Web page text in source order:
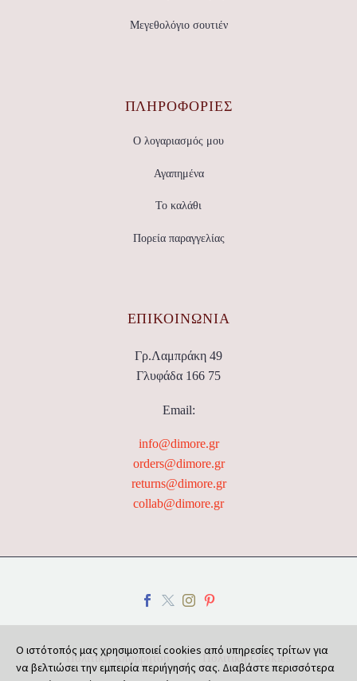
Μεγεθολόγιο σουτιέν
ΠΛΗΡΟΦΟΡΙΕΣ
Ο λογαριασμός μου
Αγαπημένα
Το καλάθι
Πορεία παραγγελίας
ΕΠΙΚΟΙΝΩΝΊΑ
Γρ.Λαμπράκη 49
Γλυφάδα 166 75
Email:
info@dimore.gr
orders@dimore.gr
returns@dimore.gr
collab@dimore.gr
Πολιτική Απορρήτου Πολιτική Cookies
Ο ιστότοπός μας χρησιμοποιεί cookies από υπηρεσίες τρίτων για
να βελτιώσει την εμπειρία περιήγησής σας. Διαβάστε περισσότερα